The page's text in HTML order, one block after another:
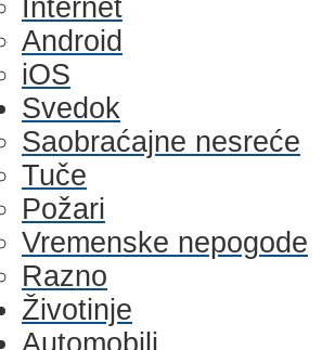
Internet
Android
iOS
Svedok
Saobraćajne nesreće
Tuče
Požari
Vremenske nepogode
Razno
Životinje